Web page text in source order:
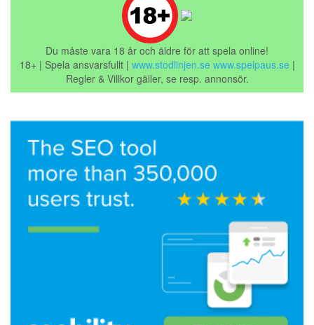
Du måste vara 18 år och äldre för att spela online!
18+ | Spela ansvarsfullt | www.stodlinjen.se www.spelpaus.se |
Regler & Villkor gäller, se resp. annonsör.